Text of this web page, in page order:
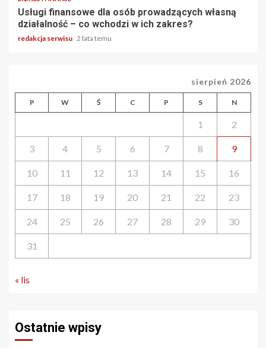
Usługi finansowe dla osób prowadzących własną
działalność – co wchodzi w ich zakres?
redakcja serwisu 2 lata temu
sierpień 2026
P W Ś C P S N
1 2
3 4 5 6 7 8 9
10 11 12 13 14 15 16
17 18 19 20 21 22 23
24 25 26 27 28 29 30
31
« lis
Ostatnie wpisy